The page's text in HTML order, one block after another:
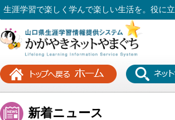
生涯学習で楽しく学んで楽しい生活を。役に
新着ニュース